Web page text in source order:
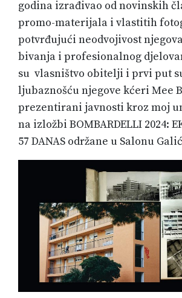
godina izrađivao od novinskih
promo-materijala i vlastitih
potvrđujući neodvojivost
bivanja i profesionalnog
su vlasništvo obitelji i prvi put
ljubaznošću njegove kćeri Mee
prezentirani javnosti kroz moj
na izložbi BOMBARDELLI 2024:
57 DANAS održane u Salonu